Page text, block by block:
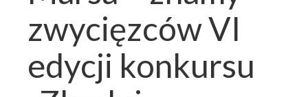
zwycięzców VI
edycji konkursu